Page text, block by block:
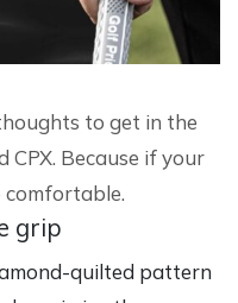
to get in the
CPX. Because if your
comfortable.
grip
quilted pattern